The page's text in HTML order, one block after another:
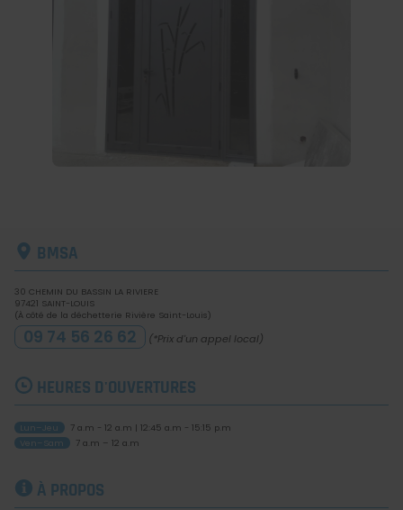
BMSA
30 CHEMIN DU BASSIN LA RIVIERE
97421 SAINT-LOUIS
(À côté de la déchetterie Rivière Saint-Louis)
09 74 56 26 62 (*Prix d'un appel local)
HEURES D'OUVERTURES
Lun–Jeu 7 a.m - 12 a.m | 12:45 a.m - 15:15 p.m
Ven–Sam
7 a.m – 12 a.m
À PROPOS